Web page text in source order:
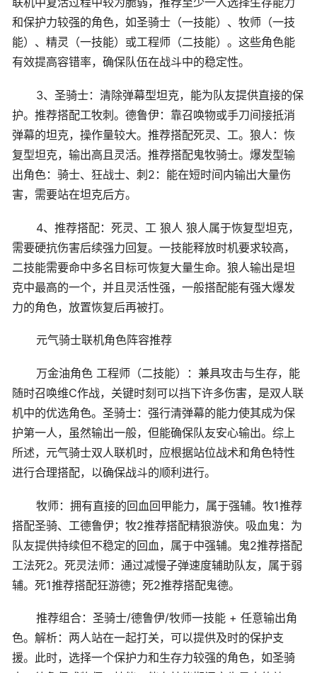
和保护力较强的角色，如圣骑士（一技能）、牧师（一技
能）、精灵（一技能）或工程师（二技能）。这些角色能
有效提高容错率，确保队伍在战斗中的稳定性。
3、圣骑士：清除弹幕型坦克，能为队友提供直接的保
护。推荐搭配工牧刺。德鲁伊：靠召唤物或手刀间接抵消
弹幕的坦克，操作量较大。推荐搭配死灵、工。狼人：恢
复型坦克，输出高且灵活。推荐搭配鬼牧骑士。爆发型输
出角色：骑士、狂战士、刺2：能在短时间内输出大量伤
害，需要站在坦克后方。
4、推荐搭配：死灵、工 狼人 狼人属于恢复型坦克，
需要硬抗伤害后续强力回复。一技能释放时机要求较高，
二技能需要命中多名目标可恢复大量生命。狼人输出是坦
克中最高的一个，并且灵活性强，一般搭配能有强大爆发
力的角色，放置恢复后再被打。
元气骑士联机角色阵容推荐
万金油角色 工程师（二技能）：兼具攻击与生存，能
随时召唤维C作战，关键时刻可以挡下许多伤害，是双人联
机中的优选角色。圣骑士：强行清弹幕的能力使其成为保
护第一人，虽然输出一般，但能确保队友安心输出。综上
所述，元气骑士双人联机时，应根据站位战术和角色特性
进行合理搭配，以确保战斗的顺利进行。
牧师：拥有直接的回血回甲能力，属于强辅。牧1推荐
搭配圣骑、工德鲁伊；牧2推荐搭配精狼游侠。吸血鬼：为
队友提供持续但不稳定的回血，属于中强辅。鬼2推荐搭配
工法死2。死灵法师：通过减慢子弹速度辅助队友，属于弱
辅。死1推荐搭配狂游德；死2推荐搭配鬼德。
推荐组合：圣骑士/德鲁伊/牧师一技能 + 任意输出角
色。解析：两人站在一起打关，可以提供及时的保护支
援。此时，选择一个保护力和生存力较强的角色，如圣骑